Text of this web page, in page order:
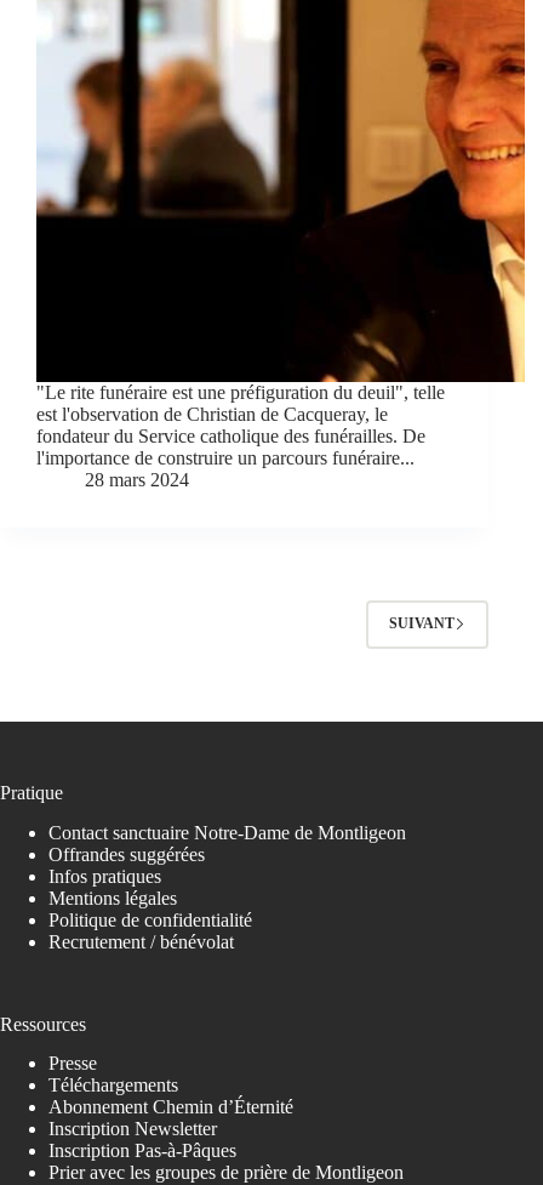
"Le rite funéraire est une préfiguration du deuil", telle
est l'observation de Christian de Cacqueray, le
fondateur du Service catholique des funérailles. De
l'importance de construire un parcours funéraire...
28 mars 2024
SUIVANT
Pratique
Contact sanctuaire Notre-Dame de Montligeon
Offrandes suggérées
Infos pratiques
Mentions légales
Politique de confidentialité
Recrutement / bénévolat
Ressources
Presse
Téléchargements
Abonnement Chemin d’Éternité
Inscription Newsletter
Inscription Pas-à-Pâques
Prier avec les groupes de prière de Montligeon